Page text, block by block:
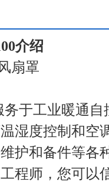
介绍
扇罩
于工业暖通自
湿度控制和空
护和备件等各
程师，您可以